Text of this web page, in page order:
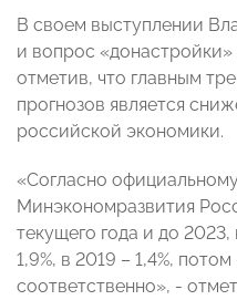
В своем выступлении
и вопрос
отметив, что главным
прогнозов является
российской экономики.
«Согласно
Минэкономразвития
текущего года и до
1,9%, в 2019 – 1,4%, потом
соответственно», -